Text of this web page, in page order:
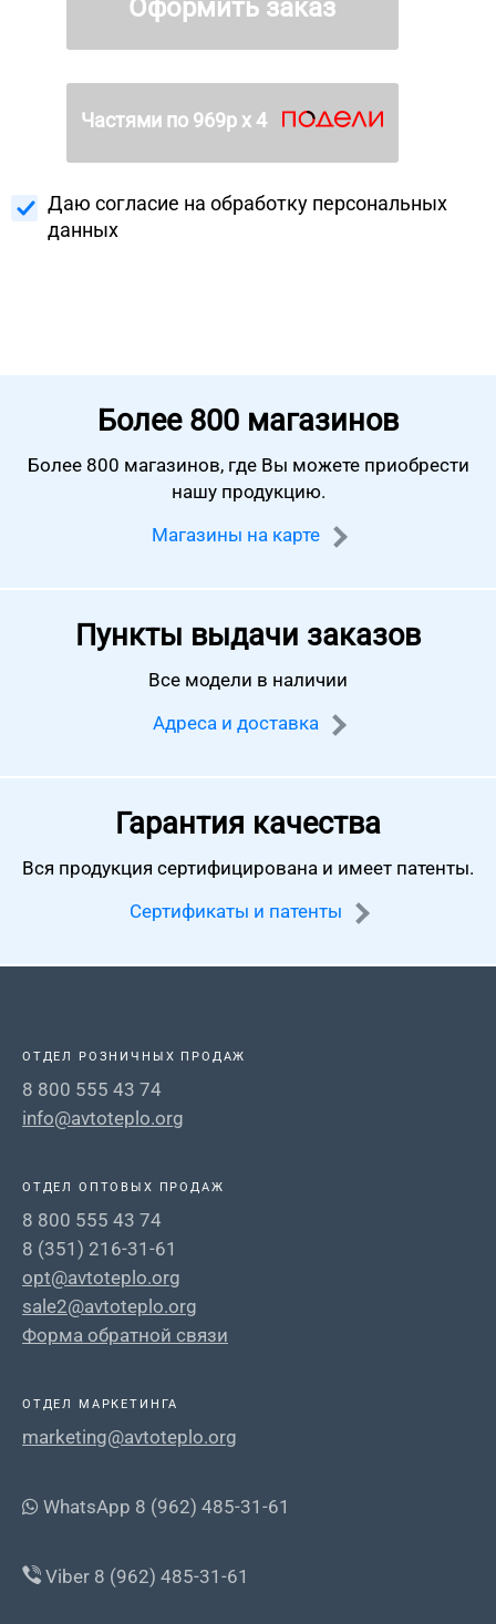
Оформить заказ
Частями по 969р х 4
Даю согласие на обработку персональных
данных
Более 800 магазинов
Более 800 магазинов, где Вы можете приобрести
нашу продукцию.
Магазины на карте
Пункты выдачи заказов
Все модели в наличии
Адреса и доставка
Гарантия качества
Вся продукция сертифицирована и имеет патенты.
Сертификаты и патенты
ОТДЕЛ РОЗНИЧНЫХ ПРОДАЖ
8 800 555 43 74
info@avtoteplo.org
ОТДЕЛ ОПТОВЫХ ПРОДАЖ
8 800 555 43 74
8 (351) 216-31-61
opt@avtoteplo.org
sale2@avtoteplo.org
Форма обратной связи
ОТДЕЛ МАРКЕТИНГА
marketing@avtoteplo.org
WhatsApp 8 (962) 485-31-61
Viber 8 (962) 485-31-61